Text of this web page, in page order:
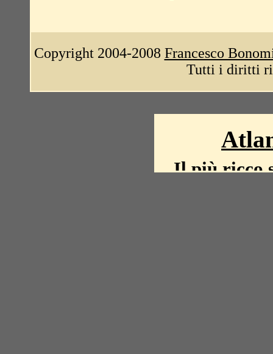
Copyright 2004-2008 Francesco
Tutti i diritti
Il più ricco